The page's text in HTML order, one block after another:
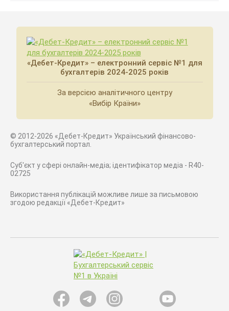
«Дебет-Кредит» – електронний сервіс №1 для
бухгалтерів 2024-2025 років
За версією аналітичного центру
«Вибір Країни»
© 2012-2026 «Дебет-Кредит» Український фінансово-
бухгалтерський портал.
Суб'єкт у сфері онлайн-медіа; ідентифікатор медіа - R40-
02725
Використання публікацій можливе лише за письмовою
згодою редакції «Дебет-Кредит»